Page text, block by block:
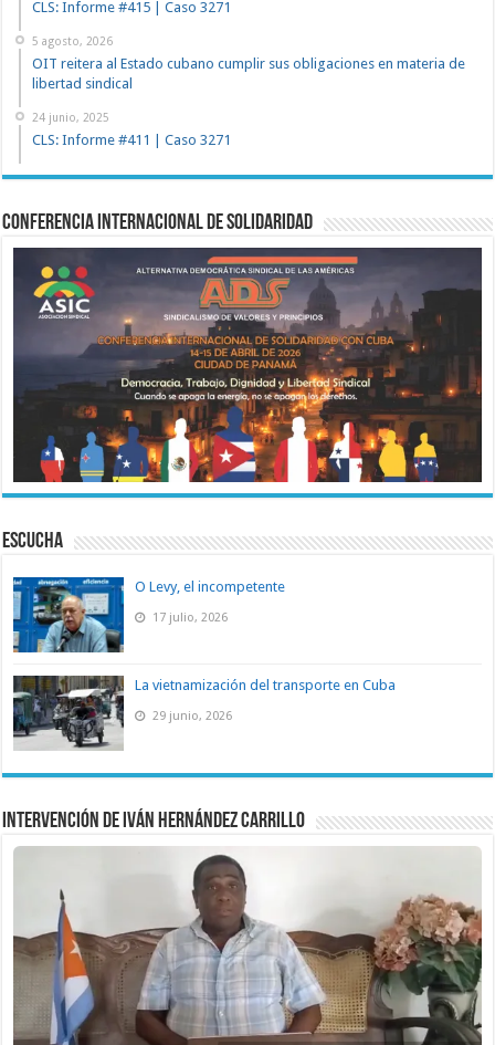
CLS: Informe #415 | Caso 3271
5 agosto, 2026
OIT reitera al Estado cubano cumplir sus obligaciones en materia de
libertad sindical
24 junio, 2025
CLS: Informe #411 | Caso 3271
Conferencia Internacional de Solidaridad
ESCUCHA
O Levy, el incompetente
17 julio, 2026
La vietnamización del transporte en Cuba
29 junio, 2026
Intervención de Iván Hernández Carrillo